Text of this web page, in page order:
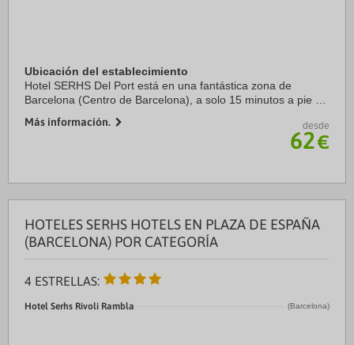
Ubicación del establecimiento
Hotel SERHS Del Port está en una fantástica zona de
Barcelona (Centro de Barcelona), a solo 15 minutos a pie de
encuentra a 2,8 km de Plaza de ...
Más información. desde
62€
HOTELES SERHS HOTELS EN PLAZA DE ESPAÑA
(BARCELONA) POR CATEGORÍA
4 ESTRELLAS:
Hotel Serhs Rivoli Rambla (Barcelona)